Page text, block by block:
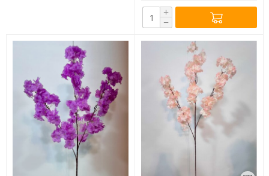
+
−